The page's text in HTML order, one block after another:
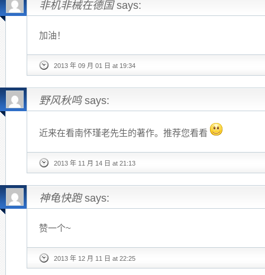
非机非械在德国 says:
加油！
2013 年 09 月 01 日 at 19:34
野风秋鸣 says:
近来在看南怀瑾老先生的著作。推荐您看看
2013 年 11 月 14 日 at 21:13
神龟快跑 says:
赞一个~
2013 年 12 月 11 日 at 22:25